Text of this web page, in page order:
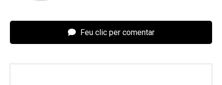
Feu clic per comentar